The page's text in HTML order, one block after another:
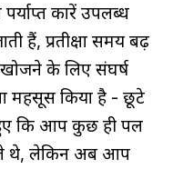
कारें उपलब्ध
हैं, प्रतीक्षा समय बढ़
के लिए संघर्ष
महसूस किया है - छूटे
हुए कि आप कुछ ही पल
थे, लेकिन अब आप